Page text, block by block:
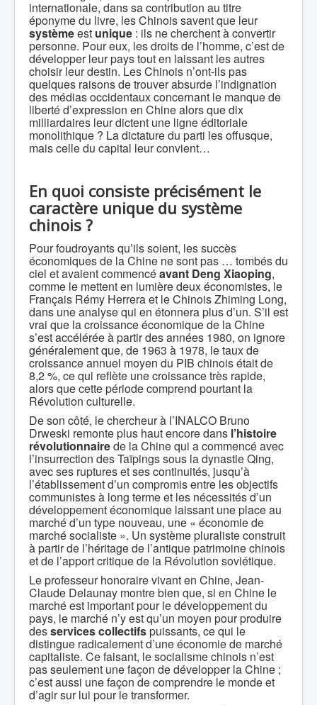
internationale, dans sa contribution au titre
éponyme du livre, les Chinois savent que leur
systèmeest unique : ils ne cherchent à convertir
personne. Pour eux, les droits de l’homme, c’est de
développer leur pays tout en laissant les autres
choisir leur destin. Les Chinois n’ont-ils pas
quelques raisons de trouver absurde l’indignation
des médias occidentaux concernant le manque de
liberté d’expression en Chine alors que dix
milliardaires leur dictent une ligne éditoriale
monolithique ? La dictature du parti les offusque,
mais celle du capital leur convient…
En quoi consiste précisément le
caractère unique du système
chinois ?
Pour foudroyants qu’ils soient, les succès
économiques de la Chine ne sont pas … tombés du
ciel et avaient commencéavant Deng Xiaoping,
comme le mettent en lumière deux économistes, le
Français Rémy Herrera et le Chinois Zhiming Long,
dans une analyse qui en étonnera plus d’un. S’il est
vrai que la croissance économique de la Chine
s’est accélérée à partir des années 1980, on ignore
généralement que, de 1963 à 1978, le taux de
croissance annuel moyen du PIB chinois était de
8,2 %, ce qui reflète une croissance très rapide,
alors que cette période comprend pourtant la
Révolution culturelle.
De son côté, le chercheur à l’INALCO Bruno
Drweski remonte plus haut encore dans l’histoire
révolutionnairede la Chine qui a commencé avec
l’insurrection des Taïpings sous la dynastie Qing,
avec ses ruptures et ses continuités, jusqu’à
l’établissement d’un compromis entre les objectifs
communistes à long terme et les nécessités d’un
développement économique laissant une place au
marché d’un type nouveau, une « économie de
marché socialiste ». Un système pluraliste construit
à partir de l’héritage de l’antique patrimoine chinois
et de l’apport critique de la Révolution soviétique.
Le professeur honoraire vivant en Chine, Jean-
Claude Delaunay montre bien que, si en Chine le
marché est important pour le développement du
pays, le marché n’y est qu’un moyen pour produire
desservices collectifspuissants, ce qui le
distingue radicalement d’une économie de marché
capitaliste. Ce faisant, le socialisme chinois n’est
pas seulement une façon de développer la Chine ;
c’est aussi une façon de comprendre le monde et
d’agir sur lui pour le transformer.